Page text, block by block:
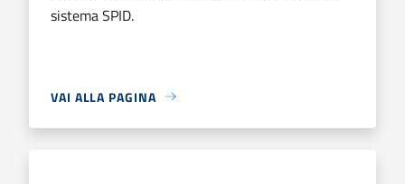
sistema SPID.
VAI ALLA PAGINA